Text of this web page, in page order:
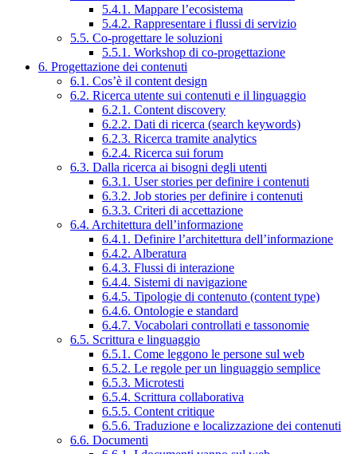
5.4.1. Mappare l’ecosistema
5.4.2. Rappresentare i flussi di servizio
5.5. Co-progettare le soluzioni
5.5.1. Workshop di co-progettazione
6. Progettazione dei contenuti
6.1. Cos’è il content design
6.2. Ricerca utente sui contenuti e il linguaggio
6.2.1. Content discovery
6.2.2. Dati di ricerca (search keywords)
6.2.3. Ricerca tramite analytics
6.2.4. Ricerca sui forum
6.3. Dalla ricerca ai bisogni degli utenti
6.3.1. User stories per definire i contenuti
6.3.2. Job stories per definire i contenuti
6.3.3. Criteri di accettazione
6.4. Architettura dell’informazione
6.4.1. Definire l’architettura dell’informazione
6.4.2. Alberatura
6.4.3. Flussi di interazione
6.4.4. Sistemi di navigazione
6.4.5. Tipologie di contenuto (content type)
6.4.6. Ontologie e standard
6.4.7. Vocabolari controllati e tassonomie
6.5. Scrittura e linguaggio
6.5.1. Come leggono le persone sul web
6.5.2. Le regole per un linguaggio semplice
6.5.3. Microtesti
6.5.4. Scrittura collaborativa
6.5.5. Content critique
6.5.6. Traduzione e localizzazione dei contenuti
6.6. Documenti